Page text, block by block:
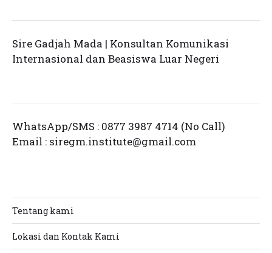
Sire Gadjah Mada | Konsultan Komunikasi
Internasional dan Beasiswa Luar Negeri
WhatsApp/SMS : 0877 3987 4714 (No Call)
Email : siregm.institute@gmail.com
Tentang kami
Lokasi dan Kontak Kami